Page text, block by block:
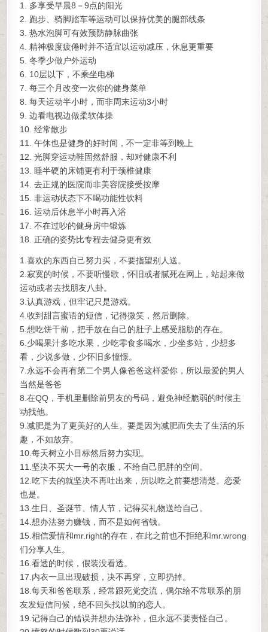
1. 多享受早晨8－9点的阳光
2. 跑步、骑脚踏车等运动可以保持优美的腿部线条
3. 热水泡脚可有效预防静脉曲张
4. 精神极度疲倦时并不适宜以运动减压，休息更重要
5. 冬季少做户外运动
6. 10层以下，不乘坐电梯
7. 每三个月改变一次你的健身菜单
8. 每天运动半小时，而非周末运动3小时
9. 边看电视边做柔软体操
10. 经常散步
11. 午休也是健身的好时间，不一定非等到晚上
12. 光脚穿运动鞋固然舒服，却对健康不利
13. 睡半硬的床铺更有利于颈椎健康
14. 去正规的医院而非美容院接受按摩
15. 非运动状态下不喝功能性饮料
16. 运动后休息半小时再入浴
17. 不在过吵的健身房中锻炼
18. 正确的姿势比专程去健身更有效
1.喜欢的东西自己努力买，不要指望别人送。
2.寂寞的时候，不要听慢歌，怀旧或者腻死在网上，站起来做
运动或者去找朋友八卦。
3.认真游戏，但牢记只是游戏。
4.收到甜言蜜语的短信，记得微笑，然后删除。
5.想吃饼干前，把手放在自己的肚子上感受脂肪的存在。
6.少喝果汁多吃水果，少吃零食多喝水，少坐多站，少想多
看，少说多做，少怀旧多憧憬。
7.永远不会再有第二个男人像爸爸这样爱你，所以最爱的男人
当然是爸爸
8.在QQ，手机里删除前男友的号码，避免神经脆弱的时候主
动找他。
9.减肥是为了更美好的人生。要是因为减肥而失去了生活的乐
趣，不如放弃。
10.每天树立小目标然后努力实现。
11.坚决不买大一号的衣服，不给自己肥胖的空间。
12.吃下去的就坚决不再吐出来，所以吃之前要想清楚。恋爱
也是。
13.生日、圣诞节、情人节，记得买礼物送给自己。
14.想办法努力赚钱，而不是如何省钱。
15.相信爱情和mr.right的存在，在此之前也不拒绝和mr.wrong
们分享人生。
16.看透的时候，假装没看透。
17.内衣一旦出现破损，决不再穿，立即扔掉。
18.每天和爸爸联系，经常跟死党交流，偶尔给不常联系的朋
友发短信问候，绝不回头找以前的恋人。
19.记得自己的错误并想办法弥补，但永远不要责怪自己。